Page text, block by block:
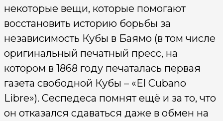
некоторые вещи, которые помогают
восстановить историю борьбы за
независимость Кубы в Баямо (в том числе
оригинальный печатный пресс, на
котором в 1868 году печаталась первая
газета свободной Кубы – «El Cubano
Libre»). Сеспедеса помнят ещё и за то, что
он отказался сдаваться даже в обмен на